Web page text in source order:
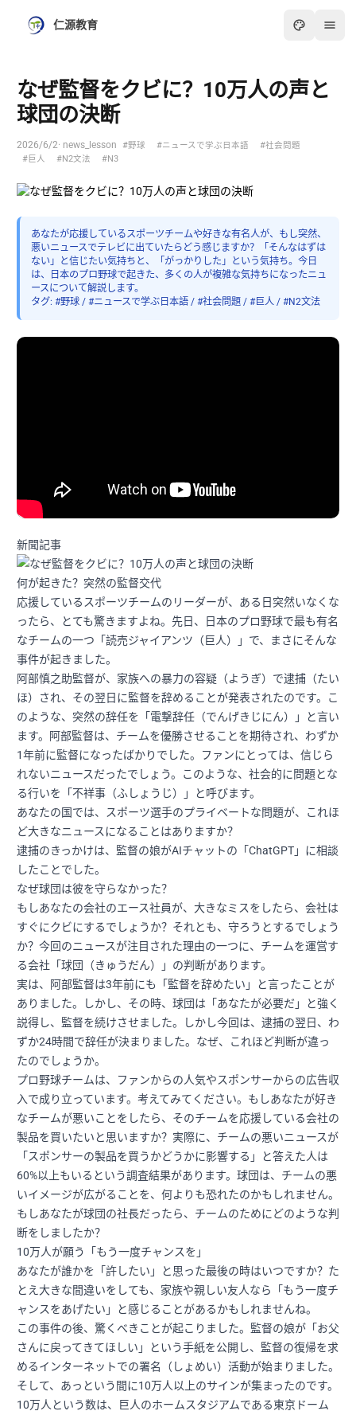
仁源教育
なぜ監督をクビに？10万人の声と
球団の決断
2026/6/2· news_lesson #野球 #ニュースで学ぶ日本語
#社会問題
#巨人
#N2文法 #N3
あなたが応援しているスポーツチームや好きな有名人が、もし突然、
悪いニュースでテレビに出ていたらどう感じますか？「そんなはずは
ない」と信じたい気持ちと、「がっかりした」という気持ち。今日
は、日本のプロ野球で起きた、多くの人が複雑な気持ちになったニュ
ースについて解説します。
タグ: #野球 / #ニュースで学ぶ日本語 / #社会問題 / #巨人 / #N2文法
新聞記事
何が起きた？突然の監督交代
応援しているスポーツチームのリーダーが、ある日突然いなくな
ったら、とても驚きますよね。先日、日本のプロ野球で最も有名
なチームの一つ「読売ジャイアンツ（巨人）」で、まさにそんな
事件が起きました。
阿部慎之助監督が、家族への暴力の容疑（ようぎ）で逮捕（たい
ほ）され、その翌日に監督を辞めることが発表されたのです。こ
のような、突然の辞任を「電撃辞任（でんげきじにん）」と言い
ます。阿部監督は、チームを優勝させることを期待され、わずか
1年前に監督になったばかりでした。ファンにとっては、信じら
れないニュースだったでしょう。このような、社会的に問題とな
る行いを「不祥事（ふしょうじ）」と呼びます。
あなたの国では、スポーツ選手のプライベートな問題が、これほ
ど大きなニュースになることはありますか？
逮捕のきっかけは、監督の娘がAIチャットの「ChatGPT」に相談
したことでした。
なぜ球団は彼を守らなかった？
もしあなたの会社のエース社員が、大きなミスをしたら、会社は
すぐにクビにするでしょうか？それとも、守ろうとするでしょう
か？今回のニュースが注目された理由の一つに、チームを運営す
る会社「球団（きゅうだん）」の判断があります。
実は、阿部監督は3年前にも「監督を辞めたい」と言ったことが
ありました。しかし、その時、球団は「あなたが必要だ」と強く
説得し、監督を続けさせました。しかし今回は、逮捕の翌日、わ
ずか24時間で辞任が決まりました。なぜ、これほど判断が違っ
たのでしょうか。
プロ野球チームは、ファンからの人気やスポンサーからの広告収
入で成り立っています。考えてみてください。もしあなたが好き
なチームが悪いことをしたら、そのチームを応援している会社の
製品を買いたいと思いますか？実際に、チームの悪いニュースが
「スポンサーの製品を買うかどうかに影響する」と答えた人は
60%以上もいるという調査結果があります。球団は、チームの悪
いイメージが広がることを、何よりも恐れたのかもしれません。
もしあなたが球団の社長だったら、チームのためにどのような判
断をしましたか？
10万人が願う「もう一度チャンスを」
あなたが誰かを「許したい」と思った最後の時はいつですか？た
とえ大きな間違いをしても、家族や親しい友人なら「もう一度チ
ャンスをあげたい」と感じることがあるかもしれませんね。
この事件の後、驚くべきことが起こりました。監督の娘が「お父
さんに戻ってきてほしい」という手紙を公開し、監督の復帰を求
めるインターネットでの署名（しょめい）活動が始まりました。
そして、あっという間に10万人以上のサインが集まったのです。
10万人という数は、巨人のホームスタジアムである東京ドーム